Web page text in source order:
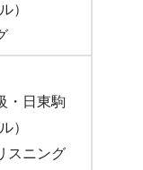
）
・日東駒
）
スニング